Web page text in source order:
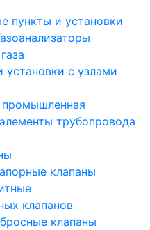
пункты и установки
установки с узлами
промышленная
трубопровода
клапаны
клапанов
клапаны